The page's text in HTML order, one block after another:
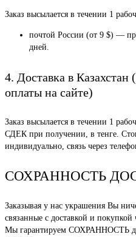
Заказ высылается в течении 1
почтой России (от 9 $) —
дней.
4. Доставка в
оплаты на сайте)
Заказ высылается в течении 1
СДЕК при получении, в тенге.
индивидуально, связь через
СОХРАННОСТЬ
Заказывая у нас украшения Вы
связанные с доставкой и
Мы гарантируем СОХРАННОСТЬ